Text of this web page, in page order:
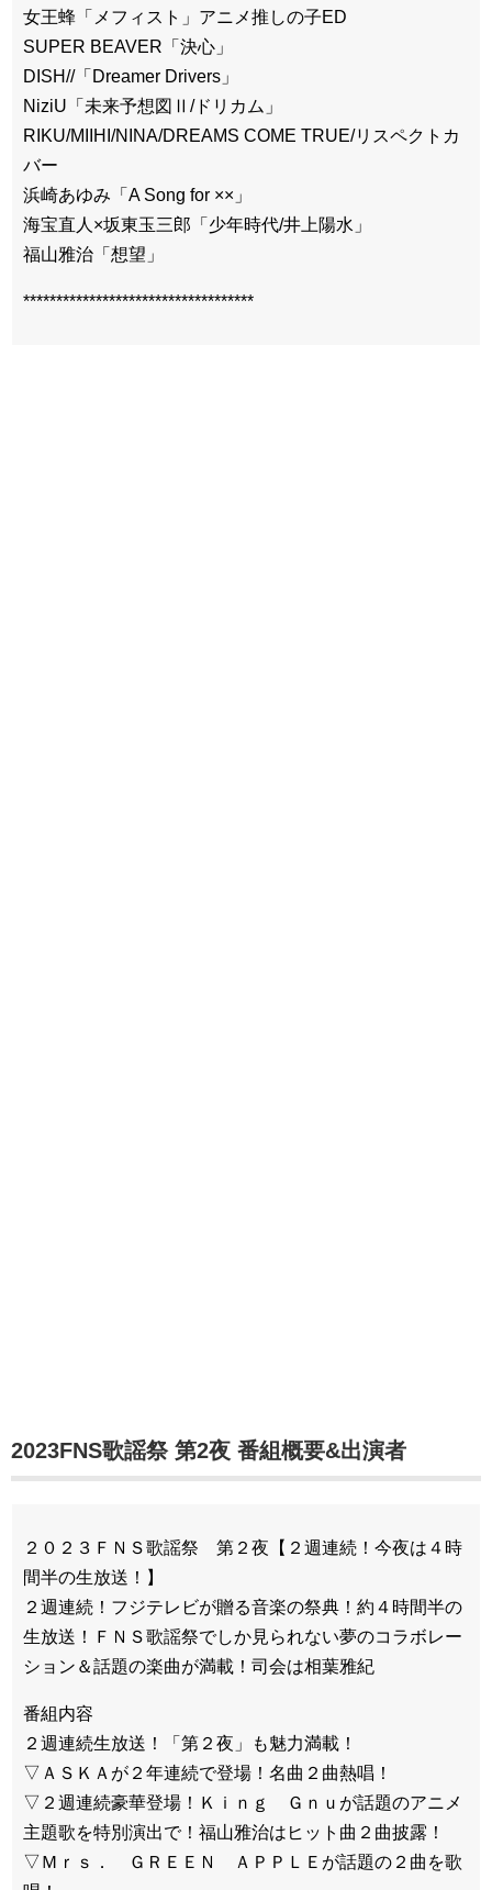
女王蜂「メフィスト」アニメ推しの子ED
SUPER BEAVER「決心」
DISH//「Dreamer Drivers」
NiziU「未来予想図Ⅱ/ドリカム」
RIKU/MIIHI/NINA/DREAMS COME TRUE/リスペクトカ
バー
浜崎あゆみ「A Song for ××」
海宝直人×坂東玉三郎「少年時代/井上陽水」
福山雅治「想望」
***********************************
2023FNS歌謡祭 第2夜 番組概要&出演者
２０２３ＦＮＳ歌謡祭 第２夜【２週連続！今夜は４時
間半の生放送！】
２週連続！フジテレビが贈る音楽の祭典！約４時間半の
生放送！ＦＮＳ歌謡祭でしか見られない夢のコラボレー
ション＆話題の楽曲が満載！司会は相葉雅紀
番組内容
２週連続生放送！「第２夜」も魅力満載！
▽ＡＳＫＡが２年連続で登場！名曲２曲熱唱！
▽２週連続豪華登場！Ｋｉｎｇ Ｇｎｕが話題のアニメ
主題歌を特別演出で！福山雅治はヒット曲２曲披露！
▽Ｍｒｓ． ＧＲＥＥＮ ＡＰＰＬＥが話題の２曲を歌